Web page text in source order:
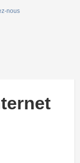
nous